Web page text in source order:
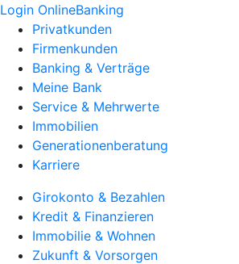
Login OnlineBanking
Privatkunden
Firmenkunden
Banking & Verträge
Meine Bank
Service & Mehrwerte
Immobilien
Generationenberatung
Karriere
Girokonto & Bezahlen
Kredit & Finanzieren
Immobilie & Wohnen
Zukunft & Vorsorgen